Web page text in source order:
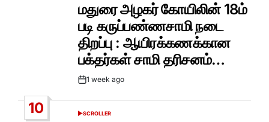
மதுரை அழகர் கோயிலின் 18ம்
படி கருப்பண்ணசாமி நடை
திறப்பு : ஆயிரக்கணக்கான
பக்தர்கள் சாமி தரிசனம்…
Post1 week ago
10
POSTED
SCROLLER